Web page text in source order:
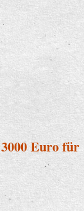
des
die Nordsee
Euro für